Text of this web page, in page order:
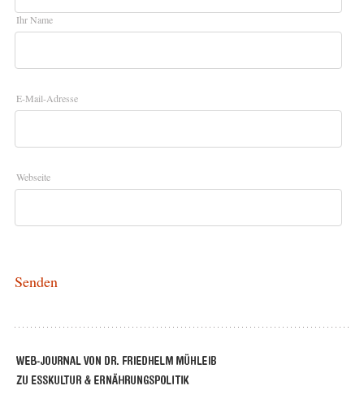
Ihr Name
E-Mail-Adresse
Webseite